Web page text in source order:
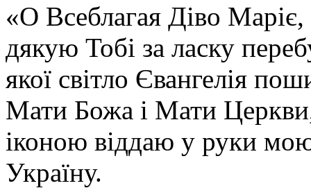
«О Всеблагая Діво
дякую Тобі за ласку
якої світло Євангелія
Мати Божа і Мати
іконою віддаю у руки
Україну.